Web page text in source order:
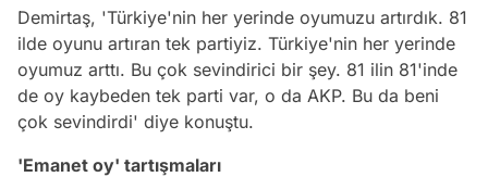
Demirtaş, 'Türkiye'nin her yerinde oyumuzu artırdık. 81
ilde oyunu artıran tek partiyiz. Türkiye'nin her yerinde
oyumuz arttı. Bu çok sevindirici bir şey. 81 ilin 81'inde
de oy kaybeden tek parti var, o da AKP. Bu da beni
çok sevindirdi' diye konuştu.
'Emanet oy' tartışmaları